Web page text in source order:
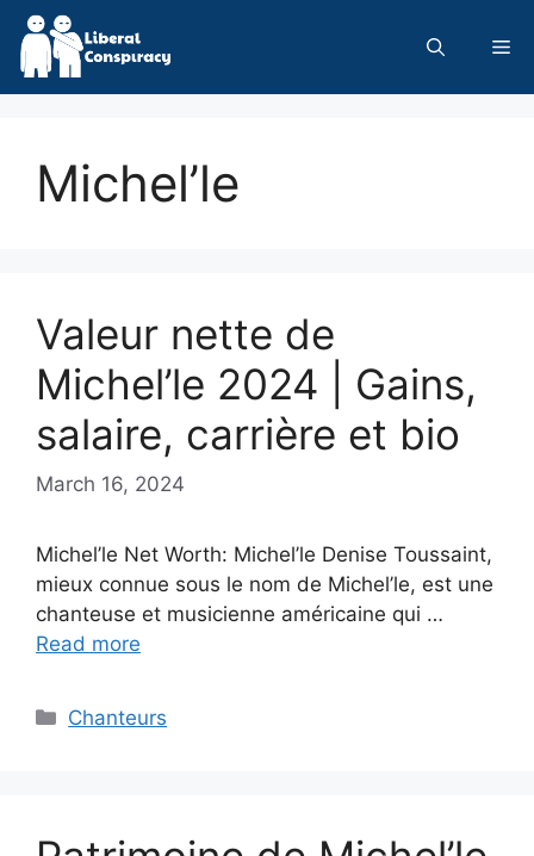
Skip
content
Michel’le
Valeur nette de
Michel’le 2024 | Gains,
salaire, carrière et bio
March 16, 2024
Michel’le Net Worth: Michel’le Denise Toussaint,
mieux connue sous le nom de Michel’le, est une
chanteuse et musicienne américaine qui …
Read more
Categories
Chanteurs